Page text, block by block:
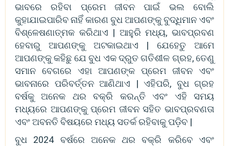
ଭାବରେ ରହିବା ପ୍ରେମ ଜୀବନ ପାଇଁ ଭଲ ବୋଲି
କୁହାଯାଇପାରିବ ନାହିଁ କାରଣ ବୁଧ ଆପଣଙ୍କୁ ବୁଦ୍ଧିମାନ ଏବଂ
ବିଶ୍ଳେଷଣାତ୍ମକ କରିଥାଏ | ଆହୁରି ମଧ୍ୟ, ଭାବପ୍ରବଣ
ହେବାରୁ ଆପଣଙ୍କୁ ଅଟକାଇଥାଏ | ଯେହେତୁ ଆମେ
ଆପଣଙ୍କୁ କହିଛୁ ଯେ ବୁଧ ଏକ ଦ୍ରୁତ ଗତିଶୀଳ ଗ୍ରହ, ତେଣୁ
ସମାନ ବେଗରେ ଏହା ଆପଣଙ୍କ ପ୍ରେମ ଜୀବନ ଏବଂ
ଭାବନାରେ ପରିବର୍ତ୍ତନ ଆଣିଥାଏ | ଏହିପରି, ବୁଧ ଗ୍ରହ
ବର୍ଷକୁ ଅନେକ ଥର ବକ୍ରି କରନ୍ତି ଏବଂ ଏହି ସମୟ
ମଧ୍ୟରେ ଆପଣଙ୍କୁ ପ୍ରେମ ଜୀବନ ସହିତ ଭାବପ୍ରବଣତା
ଏବଂ ଅବନତି ବିଷୟରେ ମଧ୍ୟ ସତର୍କ ରହିବାକୁ ପଡ଼ିବ |
ବୁଧ 2024 ବର୍ଷରେ ଅନେକ ଥର ବକ୍ରି କରିବେ ଏବଂ